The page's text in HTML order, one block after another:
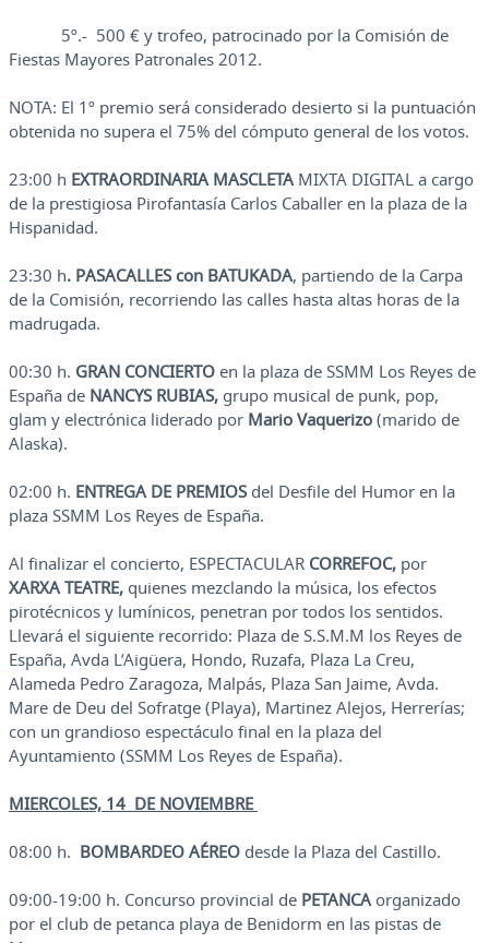
5º.- 500 € y trofeo, patrocinado por la Comisión de
Fiestas Mayores Patronales 2012.
NOTA: El 1º premio será considerado desierto si la puntuación
obtenida no supera el 75% del cómputo general de los votos.
23:00 h EXTRAORDINARIA MASCLETAMIXTA DIGITAL a cargo
de la prestigiosa Pirofantasía Carlos Caballer en la plaza de la
Hispanidad.
23:30 h. PASACALLES con BATUKADA, partiendo de la Carpa
de la Comisión, recorriendo las calles hasta altas horas de la
madrugada.
00:30 h. GRAN CONCIERTO en la plaza de SSMM Los Reyes de
España de NANCYS RUBIAS, grupo musical de punk, pop,
glam y electrónica liderado por Mario Vaquerizo (marido de
Alaska).
02:00 h. ENTREGA DE PREMIOS del Desfile del Humor en la
plaza SSMM Los Reyes de España.
Al finalizar el concierto, ESPECTACULAR CORREFOC, por
XARXA TEATRE, quienes mezclando la música, los efectos
pirotécnicos y lumínicos, penetran por todos los sentidos.
Llevará el siguiente recorrido: Plaza de S.S.M.M los Reyes de
España, Avda L’Aigüera, Hondo, Ruzafa, Plaza La Creu,
Alameda Pedro Zaragoza, Malpás, Plaza San Jaime, Avda.
Mare de Deu del Sofratge (Playa), Martinez Alejos, Herrerías;
con un grandioso espectáculo final en la plaza del
Ayuntamiento (SSMM Los Reyes de España).
MIERCOLES, 14 DE NOVIEMBRE
08:00 h. BOMBARDEO AÉREO desde la Plaza del Castillo.
09:00-19:00 h. Concurso provincial de PETANCAorganizado
por el club de petanca playa de Benidorm en las pistas de